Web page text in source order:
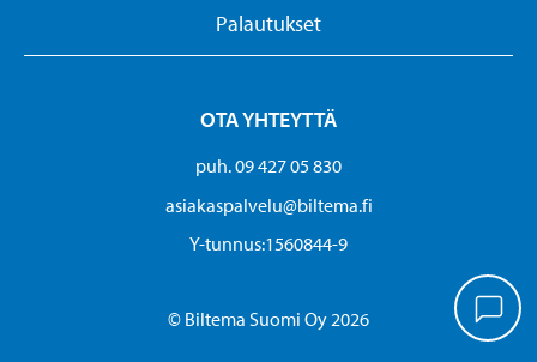
Palautukset
OTA YHTEYTTÄ
puh. 09 427 05 830
asiakaspalvelu@biltema.fi
Y-tunnus:1560844-9
© Biltema Suomi Oy 2026